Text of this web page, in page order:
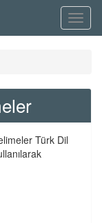
Menü
Türk Dil